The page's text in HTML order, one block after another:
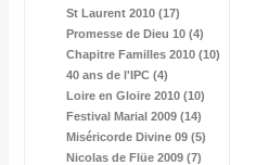
St Laurent 2010 (17)
Promesse de Dieu 10 (4)
Chapitre Familles 2010 (10)
40 ans de l'IPC (4)
Loire en Gloire 2010 (10)
Festival Marial 2009 (14)
Miséricorde Divine 09 (5)
Nicolas de Flüe 2009 (7)